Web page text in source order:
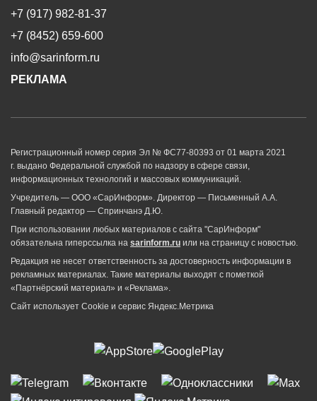
+7 (917) 982-81-37
+7 (8452) 659-600
info@sarinform.ru
РЕКЛАМА
Регистрационный номер серия Эл № ФС77-80393 от 01 марта 2021
г. выдано Федеральной службой по надзору в сфере связи,
информационных технологий и массовых коммуникаций.
Учредитель — ООО «СарИнформ». Директор — Письменный А.А.
Главный редактор — Спринчанэ Д.Ю.
При использовании любых материалов с сайта "СарИнформ"
обязательна гиперссылка на sarinform.ru или на страницу с новостью.
Редакция не несет ответственность за достоверность информации в
рекламных материалах. Такие материалы выходят с пометкой
«Партнёрский материал» и «Реклама».
Сайт использует Cookie и сервиc Яндекс.Метрика